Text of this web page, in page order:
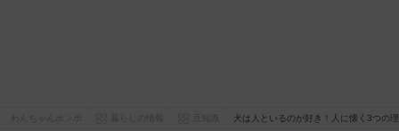
犬は人といるのが好き！人に懐く3つの